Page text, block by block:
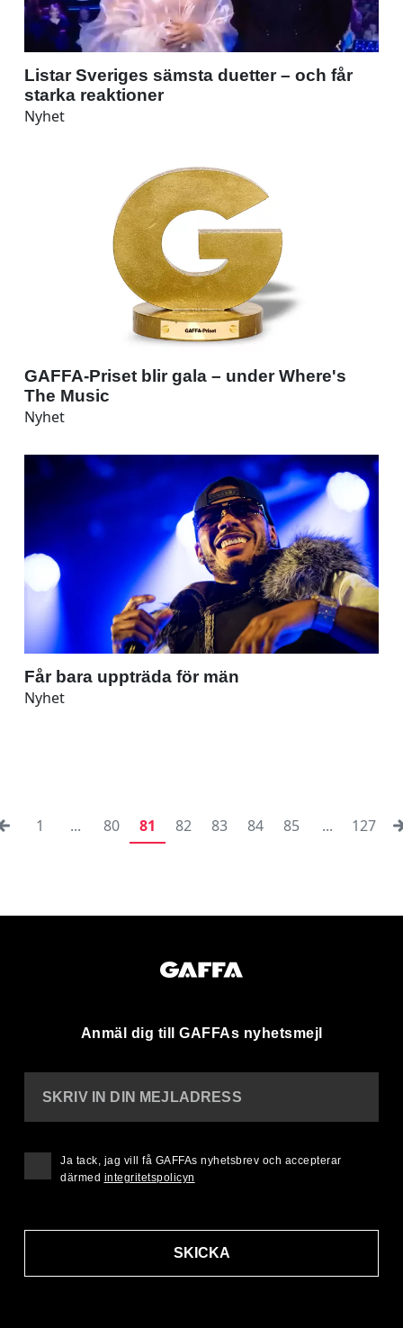
Listar Sveriges sämsta duetter – och får
starka reaktioner
Nyhet
GAFFA-Priset blir gala – under Where's
The Music
Nyhet
Får bara uppträda för män
Nyhet
1 ... 80 81 82 83 84 85 ... 127
Anmäl dig till GAFFAs nyhetsmejl
SKRIV IN DIN MEJLADRESS
SKICKA
Ja tack, jag vill få GAFFAs nyhetsbrev och accepterar
därmed integritetspolicyn